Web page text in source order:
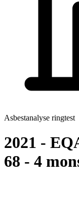
Asbestanalyse ringtest
2021 -
68 - 4